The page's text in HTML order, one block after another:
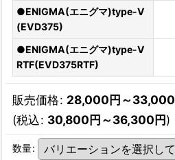
●ENIGMA(エニグマ)type-V
(EVD375)
●ENIGMA(エニグマ)type-V
RTF(EVD375RTF)
販売価格: 28,000円～33,000
(税込: 30,800円～36,300円)
数量: